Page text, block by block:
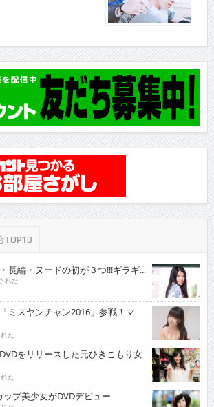
TOP10
編・ヌードの初が３つ!!!ギラギ...
れた
ミスヤンチャン2016」参戦！マ
た
をリリースした元ひきこもり女
た
プ美少女がDVDデビュー